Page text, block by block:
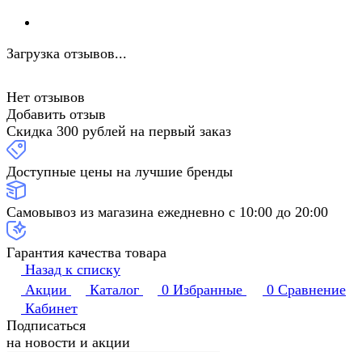
Загрузка отзывов...
Нет отзывов
Добавить отзыв
Скидка 300 рублей на первый заказ
Доступные цены на лучшие бренды
Самовывоз из магазина ежедневно с 10:00 до 20:00
Гарантия качества товара
Назад к списку
Акции
Каталог 0 Избранные 0 Сравнение
Кабинет
Подписаться
на новости и акции